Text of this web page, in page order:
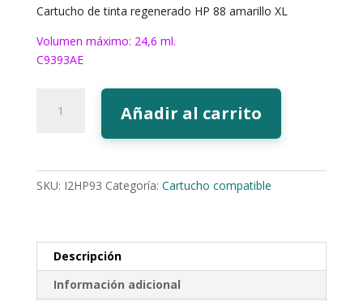
Cartucho de tinta regenerado HP 88 amarillo XL
Volumen máximo: 24,6 ml.
C9393AE
Tinta
amarillo
cantidad
Añadir al carrito
SKU: I2HP93 Categoría: Cartucho compatible
Descripción
Información adicional